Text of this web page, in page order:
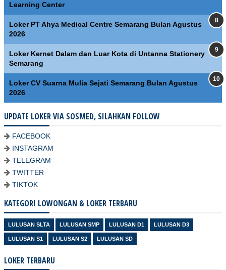
Learning Center
Loker PT Ahya Medical Centre Semarang Bulan Agustus
2026
Loker Kernet Dalam dan Luar Kota di Untanna Stationery
Semarang
Loker CV Suarna Mulia Sejati Semarang Bulan Agustus
2026
UPDATE LOKER VIA SOSMED, SILAHKAN FOLLOW
FACEBOOK
INSTAGRAM
TELEGRAM
TWITTER
TIKTOK
KATEGORI LOWONGAN & LOKER TERBARU
LULUSAN SLTA LULUSAN SMP LULUSAN D1 LULUSAN D3
LULUSAN S1 LULUSAN S2 LULUSAN SD
LOKER TERBARU